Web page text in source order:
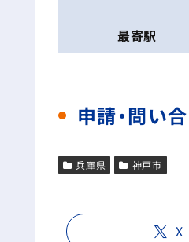
最寄駅
申請・問い
兵庫県 神戸市
X